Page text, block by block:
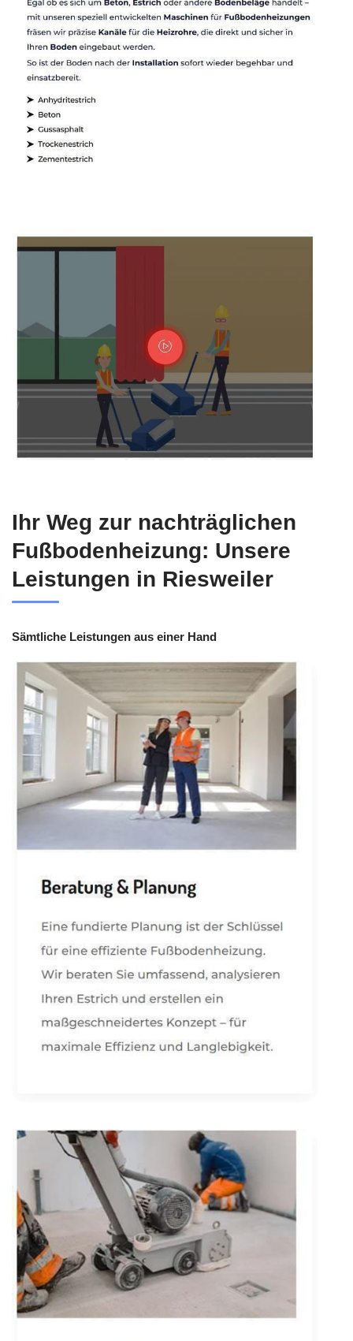
Ihr Weg zur nachträglichen
Fußbodenheizung: Unsere
Leistungen in Riesweiler
Sämtliche Leistungen aus einer Hand